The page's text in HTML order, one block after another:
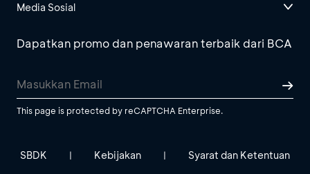
Media Sosial
Dapatkan promo dan penawaran terbaik dari BCA
This page is protected by reCAPTCHA Enterprise.
SBDK | Kebijakan | Syarat dan Ketentuan